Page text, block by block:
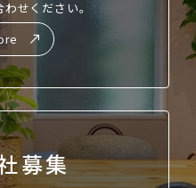
せください。
募集